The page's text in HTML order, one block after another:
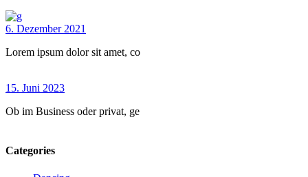
6. Dezember 2021
Lorem ipsum dolor sit amet, co
15. Juni 2023
Ob im Business oder privat, ge
Categories